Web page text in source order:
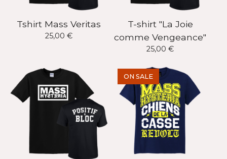
Tshirt Mass Veritas
25,00 €
T-shirt "La Joie
comme Vengeance"
25,00 €
ON SALE